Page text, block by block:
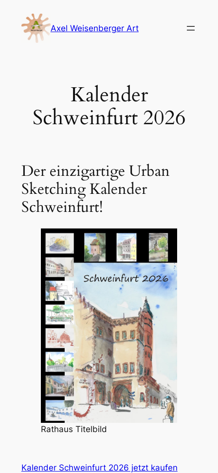
Inhalt
springen
Axel Weisenberger Art
Kalender
Schweinfurt 2026
Der einzigartige Urban
Sketching Kalender
Schweinfurt!
Rathaus Titelbild
Kalender Schweinfurt 2026 jetzt kaufen